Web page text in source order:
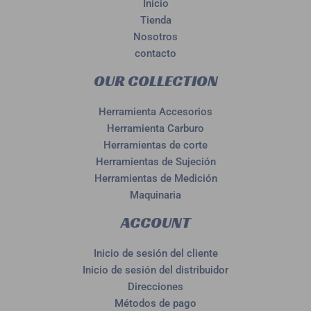
Inicio
Tienda
Nosotros
contacto
OUR COLLECTION
Herramienta Accesorios
Herramienta Carburo
Herramientas de corte
Herramientas de Sujeción
Herramientas de Medición
Maquinaria
ACCOUNT
Inicio de sesión del cliente
Inicio de sesión del distribuidor
Direcciones
Métodos de pago